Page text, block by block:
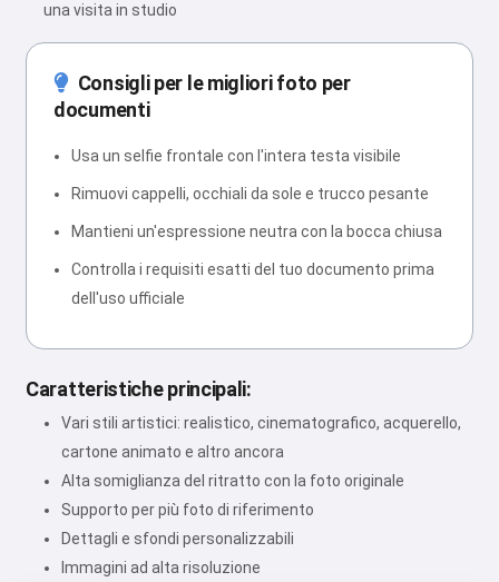
una visita in studio
Consigli per le migliori foto per
documenti
Usa un selfie frontale con l'intera testa visibile
Rimuovi cappelli, occhiali da sole e trucco pesante
Mantieni un'espressione neutra con la bocca chiusa
Controlla i requisiti esatti del tuo documento prima
dell'uso ufficiale
Caratteristiche principali:
Vari stili artistici: realistico, cinematografico, acquerello,
cartone animato e altro ancora
Alta somiglianza del ritratto con la foto originale
Supporto per più foto di riferimento
Dettagli e sfondi personalizzabili
Immagini ad alta risoluzione